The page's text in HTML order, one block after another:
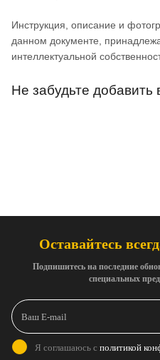
Инструкция, описание и
данном документе,
интеллектуальной
Не забудьте добавить
Оставайтесь
Подпишитесь на последние
специальных
Я соглашаюсь с политикой